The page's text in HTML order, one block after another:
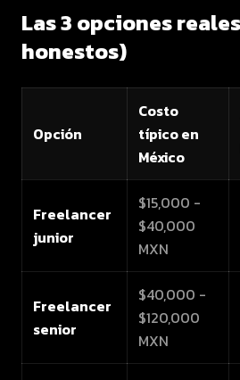
Las 3 opciones
honestos)
Opción
Costo
típico en
México
Freelancer
junior
$15,000 -
$40,000
MXN
Freelancer
senior
$40,000 -
$120,000
MXN